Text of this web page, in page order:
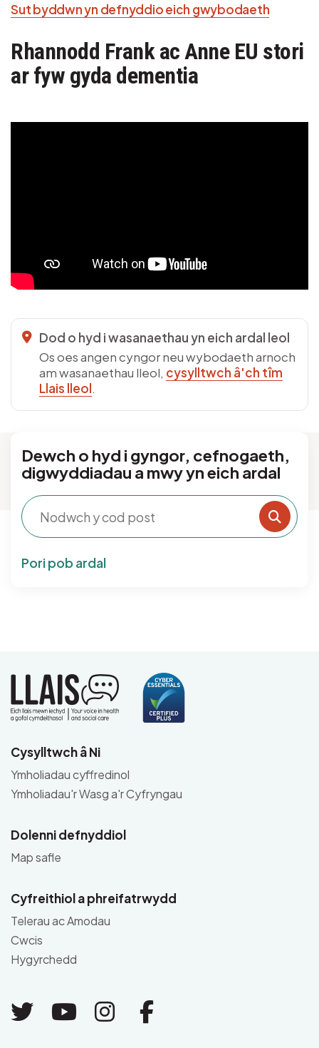
Sut byddwn yn defnyddio eich gwybodaeth
Rhannodd Frank ac Anne EU stori
ar fyw gyda dementia
Dod o hyd i wasanaethau yn eich ardal leol
Os oes angen cyngor neu wybodaeth arnoch
am wasanaethau lleol, cysylltwch â'ch tîm
Llais lleol.
Dewch o hyd i gyngor, cefnogaeth,
digwyddiadau a mwy yn eich ardal
Postcode
Pori pob ardal
Cysylltwch â Ni
Ymholiadau cyffredinol
Ymholiadau'r Wasg a'r Cyfryngau
Dolenni defnyddiol
Map safle
Cyfreithiol a phreifatrwydd
Telerau ac Amodau
Cwcis
Hygyrchedd
Link to Twitter
Link to Youtube
Link to Instagram
Link to